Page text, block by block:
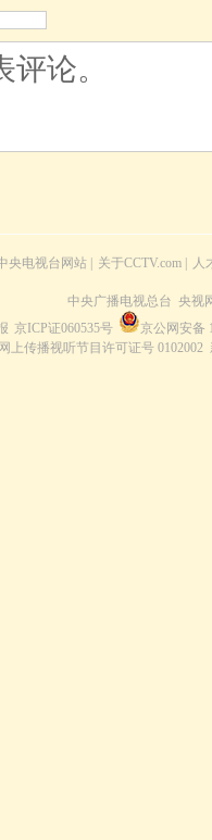
央电视台网站 关于CCTV.com 人
中央广播电视总台 央视
京ICP证060535号
京公网安备
网上传播视听节目许可证号 0102002